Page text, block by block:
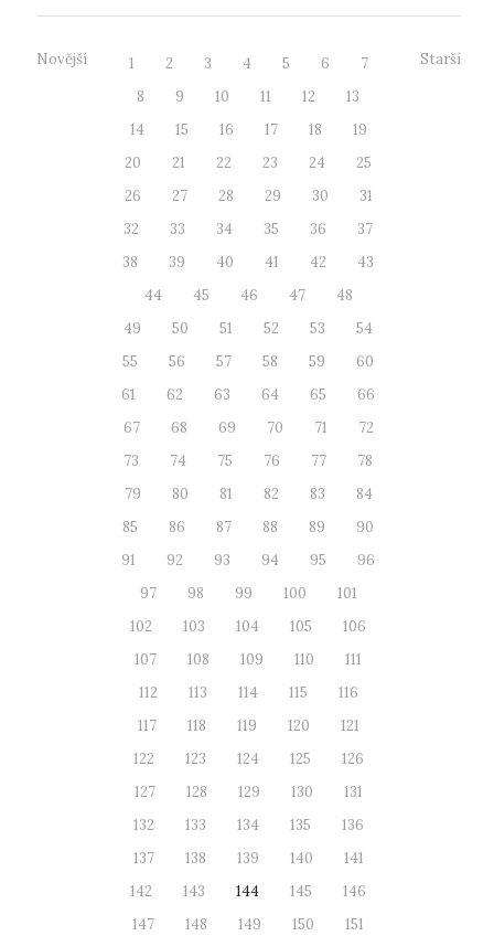
Novější 1 2 3 4 5 6
7
8
9 10 11 12
13
14
15 16 17 18
19
20
21 22 23 24
25
26
27 28 29 30
31
32
33 34 35 36
37
38
39 40 41 42
43
44
45 46 47
48
49
50 51 52 53
54
55
56 57 58 59
60
61
62 63 64 65
66
67
68 69 70 71
72
73
74 75 76 77
78
79
80 81 82 83
84
85
86 87 88 89
90
91
92 93 94 95
96
97
98 99 100
101
102
103 104 105
106
107
108 109 110
111
112
113 114 115
116
117
118 119 120
121
122
123 124 125
126
127
128 129 130
131
132
133 134 135
136
137
138 139 140
141
142
143 144 145
146
147
148 149 150
151
Starší